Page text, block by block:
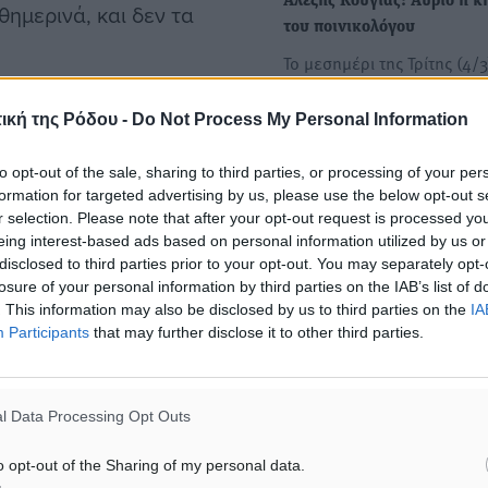
της Ρόδου - Do Not Process My Personal Information
opt-out of the sale, sharing to third parties, or processing of your
for targeted advertising by us, please use the below opt-out
selection. Please note that after your opt-out request is processed
interest-based ads based on personal information utilized by us
to third parties prior to your opt-out. You may separately
of your personal information by third parties on the IAB’s list of
This information may also be disclosed by us to third parties on the
Participants that may further disclose it to other third parties.
Data Processing Opt Outs
opt-out of the Sharing of my personal data.
και δεν τα
«ένας άνθρωπος τόσο
για πάντα για
αναζήτησης
του ποινικολόγου
Το μεσημέρι της Τρίτης (4/
ο…
Αλέξης Κούγιας: Ποιοι
αναλαμβάνουν τις
υποθέσεις του - Από την
Πισπιρίγκου μέχρι τα
Σύμφωνα με πληροφορίες,
υποθέσεις του γραφείου
του Αλέξη Κούγια θα